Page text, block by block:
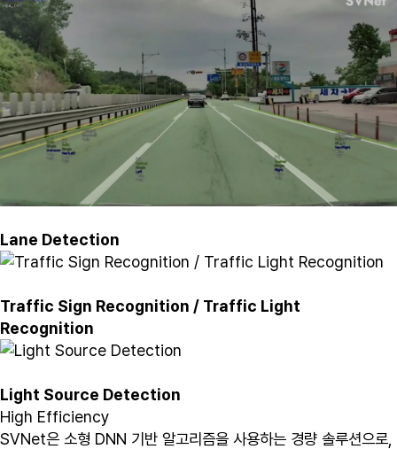
Lane Detection
Traffic Sign Recognition / Traffic Light
Recognition
Light Source Detection
High Efficiency
SVNet은 소형 DNN 기반 알고리즘을 사용하는 경량 솔루션으로,